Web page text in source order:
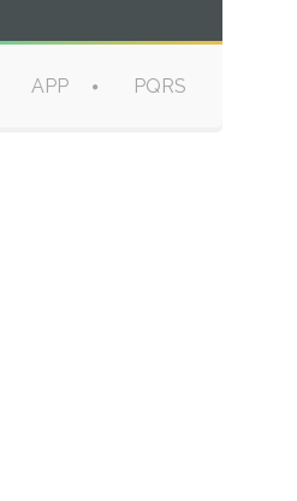
APP PQRS